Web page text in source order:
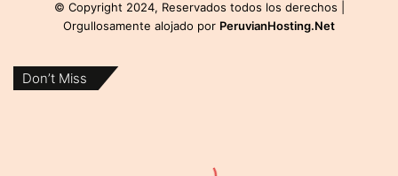
© Copyright 2024, Reservados todos los derechos |
Orgullosamente alojado por PeruvianHosting.Net
Don’t Miss